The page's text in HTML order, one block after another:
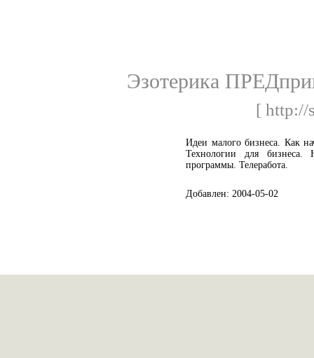
Эзотерика
[ http://
Идеи малого бизнеса. Как
Технологии для бизнеса.
программы. Телеработа.
Добавлен: 2004-05-02